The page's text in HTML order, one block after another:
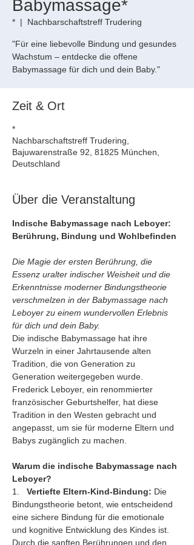
Babymassage*
*
  |
Nachbarschaftstreff Trudering
"Für eine liebevolle Bindung und gesundes
Wachstum – entdecke die offene
Babymassage für dich und dein Baby."
Zeit & Ort
*
Nachbarschaftstreff Trudering,
Bajuwarenstraße 92, 81825 München,
Deutschland
Über die Veranstaltung
Indische Babymassage nach Leboyer:
Berührung, Bindung und Wohlbefinden
Die Magie der ersten Berührung, die
Essenz uralter indischer Weisheit und die
Erkenntnisse moderner Bindungstheorie
verschmelzen in der Babymassage nach
Leboyer zu einem wundervollen Erlebnis
für dich und dein Baby.
Die indische Babymassage hat ihre
Wurzeln in einer Jahrtausende alten
Tradition, die von Generation zu
Generation weitergegeben wurde.
Frederick Leboyer, ein renommierter
französischer Geburtshelfer, hat diese
Tradition in den Westen gebracht und
angepasst, um sie für moderne Eltern und
Babys zugänglich zu machen.
Warum die indische Babymassage nach
Leboyer?
1. Vertiefte Eltern-Kind-Bindung: Die
Bindungstheorie betont, wie entscheidend
eine sichere Bindung für die emotionale
und kognitive Entwicklung des Kindes ist.
Durch die sanften Berührungen und den